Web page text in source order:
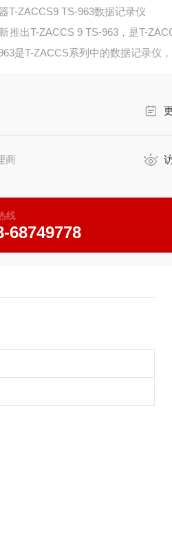
T-ZACCS9 TS-963数据记录仪
推出T-ZACCS 9 TS-963，是T-
是T-ZACCS系列中的数据记录仪
商
线
68749778